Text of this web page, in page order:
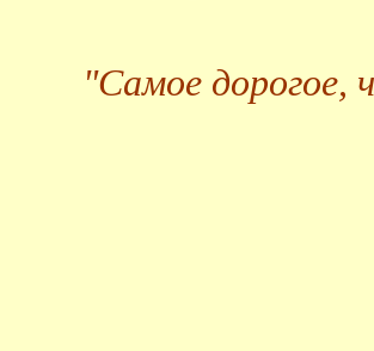
"Самое дорогое,